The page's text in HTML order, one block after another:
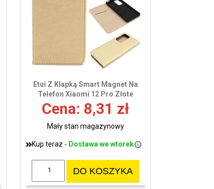
Etui Z Klapką Smart Magnet Na
Telefon Xiaomi 12 Pro Złote
Cena: 8,31 zł
Mały stan magazynowy
Kup teraz - Dostawa we wtorek
DO KOSZYKA